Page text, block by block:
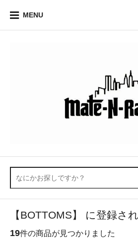
MENU
【BOTTOMS】 に登録さ
19件の商品が見つかりました